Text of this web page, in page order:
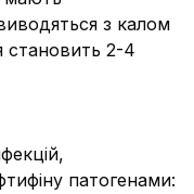
з калом
становить 2-4
патогенами: